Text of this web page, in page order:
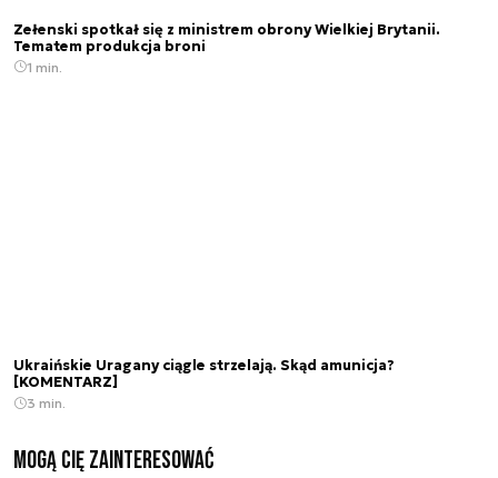
Zełenski spotkał się z ministrem obrony Wielkiej Brytanii.
Tematem produkcja broni
1 min.
Ukraińskie Uragany ciągle strzelają. Skąd amunicja?
[KOMENTARZ]
3 min.
Mogą Cię zainteresować